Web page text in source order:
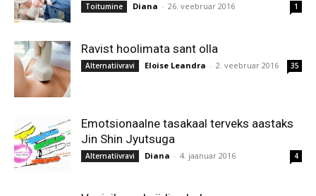
Toitumine Diana - 26. veebruar 2016 1
Ravist hoolimata sant olla
Alternatiivravi Eloise Leandra - 2. veebruar 2016 35
Emotsionaalne tasakaal terveks aastaks
Jin Shin Jyutsuga
Alternatiivravi Diana - 4. jaanuar 2016 4